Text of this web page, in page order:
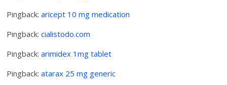
Pingback:aricept 10 mg medication
Pingback:cialistodo.com
Pingback:arimidex 1mg tablet
Pingback:atarax 25 mg generic